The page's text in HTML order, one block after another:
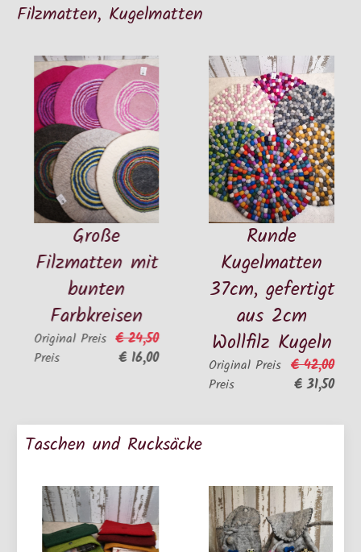
Filzmatten, Kugelmatten
Große
Filzmatten mit
bunten
Farbkreisen
Original Preis € 24,50
Preis € 16,00
Runde
Kugelmatten
37cm, gefertigt
aus 2cm
Wollfilz Kugeln
Original Preis € 42,00
Preis € 31,50
Taschen und Rucksäcke